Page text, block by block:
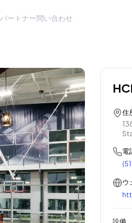
パートナー問い合わせ
住
電
ウ
設備